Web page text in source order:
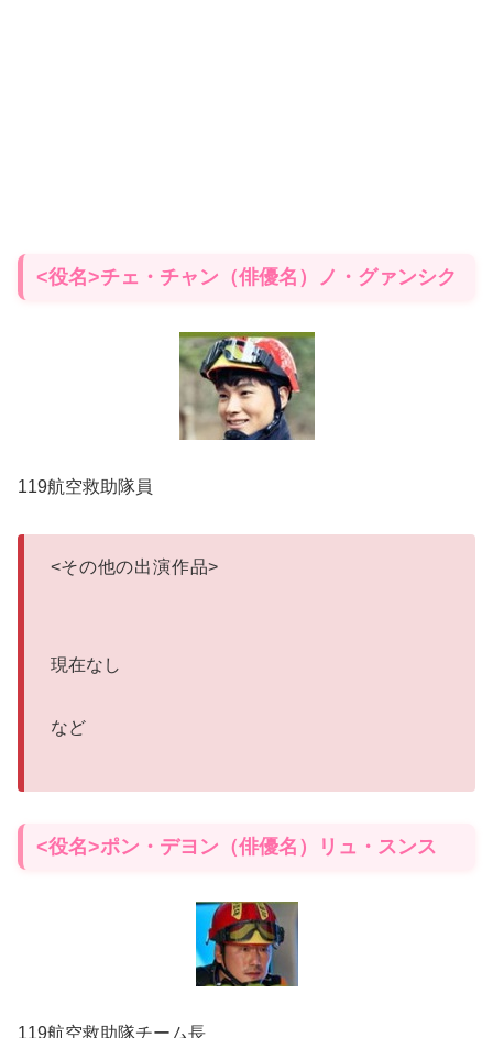
<役名>チェ・チャン（俳優名）ノ・グァンシク
119航空救助隊員
<その他の出演作品>
現在なし
など
<役名>ポン・デヨン（俳優名）リュ・スンス
119航空救助隊チーム長